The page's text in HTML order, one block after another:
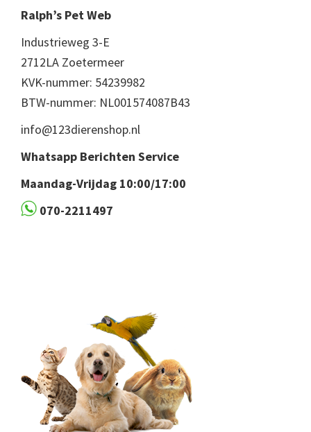
Ralph’s Pet Web
Industrieweg 3-E
2712LA Zoetermeer
KVK-nummer: 54239982
BTW-nummer: NL001574087B43
info@123dierenshop.nl
Whatsapp Berichten Service
Maandag-Vrijdag 10:00/17:00
070-2211497